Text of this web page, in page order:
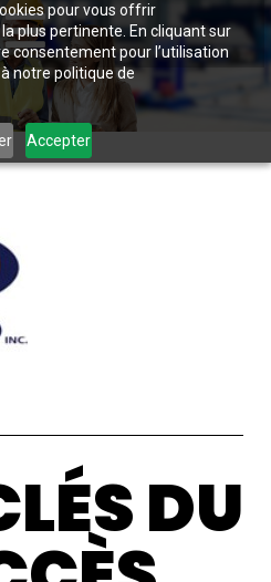
pour vous offrir
plus pertinente. En cliquant sur
consentement pour l’utilisation
notre politique de
Accepter
DU